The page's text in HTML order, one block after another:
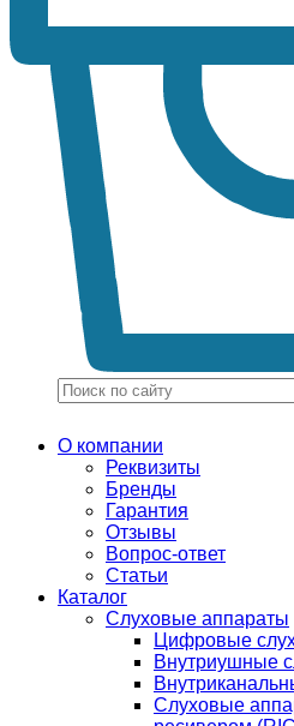
О компании
Реквизиты
Бренды
Гарантия
Отзывы
Вопрос-ответ
Статьи
Каталог
Слуховые аппараты
Цифровые
Внутриушные
Слуховые